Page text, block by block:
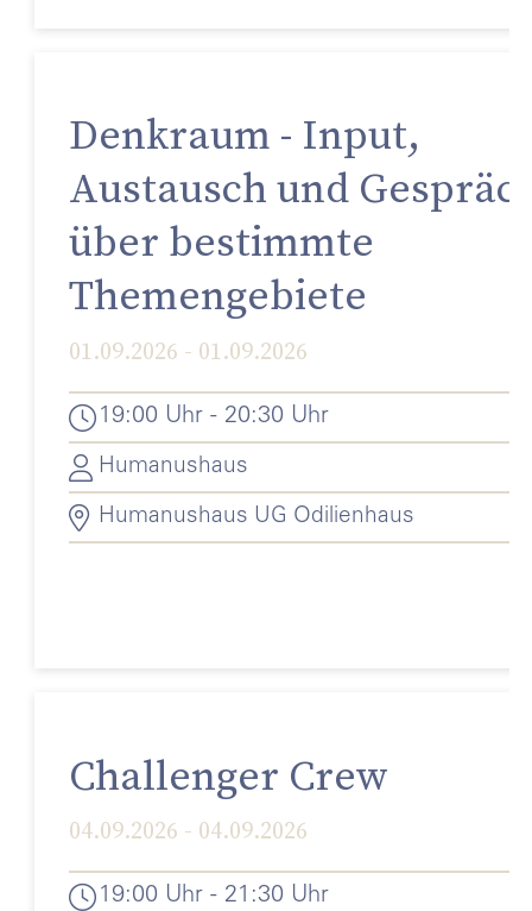
Denkraum - Input,
Austausch und
über bestimmte
Themengebiete
01.09.2026 - 01.09.2026
19:00 Uhr - 20:30 Uhr
Humanushaus
Humanushaus UG Odilienhaus
Challenger Crew
04.09.2026 - 04.09.2026
19:00 Uhr - 21:30 Uhr